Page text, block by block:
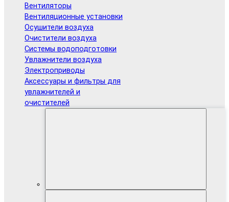
Вентиляторы
Вентиляционные установки
Осушители воздуха
Очистители воздуха
Системы водоподготовки
Увлажнители воздуха
Электроприводы
Аксессуары и фильтры для
увлажнителей и
очистителей